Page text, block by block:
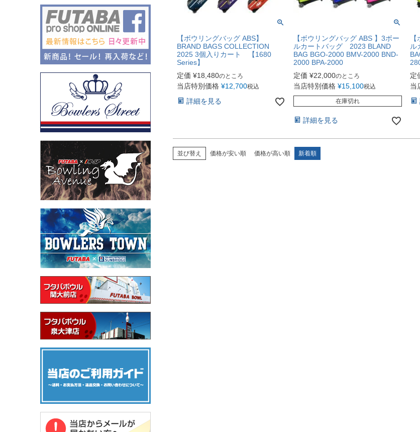
【ボウリングバッグ ABS】
BRAND BAGS COLLECTION
2025 3個入りカート 【1680
Series】
定価 ¥18,480のところ
当店特別価格 ¥12,700税込
詳細を見る
【ボウリングバッグ ABS 】3ボー
ルカートバッグ 2023 BLAND
BAG BGO-2000 BMV-2000 BND-
2000 BPA-2000
定価 ¥22,000のところ
当店特別価格 ¥15,100税込
在庫切れ
詳細を見る
ル
定
当
並び替え 価格が安い順 価格が高い順 新着順